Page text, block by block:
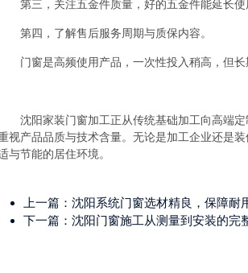
第三，关注五金件质量，好的五金件能延长使
第四，了解售后服务周期与质保内容。
门窗是高频使用产品，一次性投入稍高，但长
沈阳家装门窗加工正从传统基础加工向高端
视产品品质与技术含量。无论是加工企业还是
与节能的居住环境。
上一篇：沈阳系统门窗选材精良，保障耐
下一篇：沈阳门窗施工从测量到安装的完